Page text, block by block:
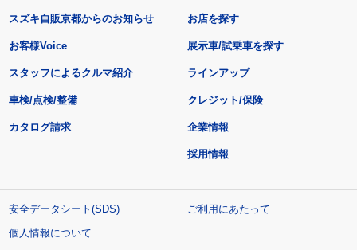
スズキ自販京都からのお知らせ
お客様Voice
スタッフによるクルマ紹介
お店を探す
展示車/試乗車を探す
ラインアップ
車検/点検/整備 クレジット/保険
カタログ請求 企業情報
採用情報
安全データシート(SDS)
ご利用にあたって
個人情報について